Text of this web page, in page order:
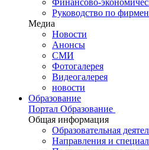
Руководство по
Медиа
Новости
Анонсы
СМИ
Фотогалерея
Видеогалерея
новости
Образование
Портал Образование
Общая информация
Образовательная
Направления и